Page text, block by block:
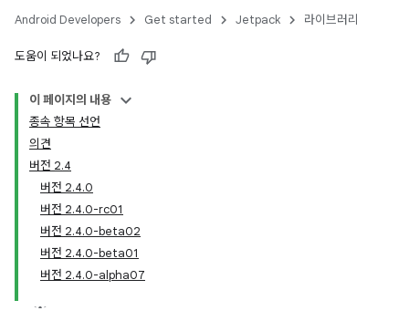
Android Developers Get started Jetpack 라이브러리
도움이 되었나요?
이 페이지의 내용
종속 항목 선언
의견
버전 2.4
버전 2.4.0
버전 2.4.0-rc01
버전 2.4.0-beta02
버전 2.4.0-beta01
버전 2.4.0-alpha07